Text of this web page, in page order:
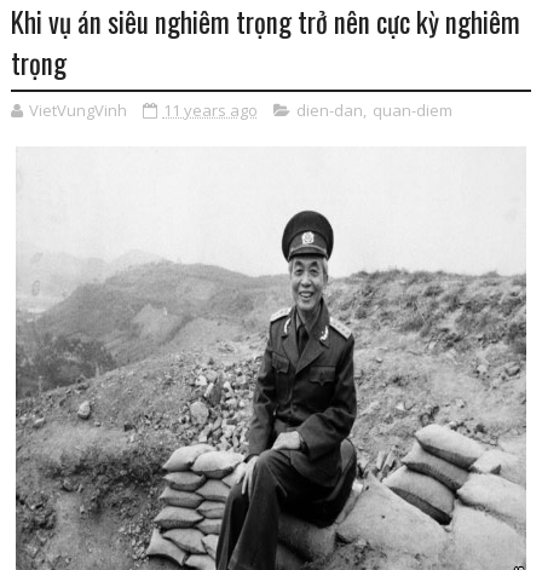
Khi vụ án siêu nghiêm trọng trở nên cực kỳ nghiêm
trọng
VietVungVinh 11 years ago dien-dan, quan-diem